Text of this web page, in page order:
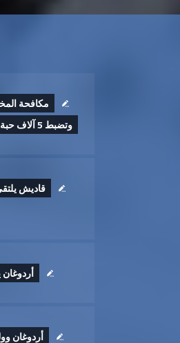
مكافحة
وتضبط 5 آلاف حبة كبتاغون بعملية أمنية في طرطوس
قاديش
أردوغان